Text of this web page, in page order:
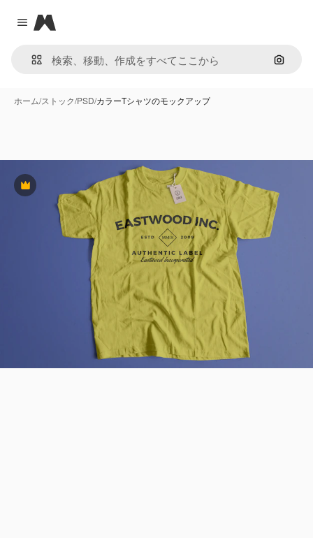
Close menu
Magnific
画像で
ホーム/ストック/PSD/カラーTシャツのモックアップ
Premium